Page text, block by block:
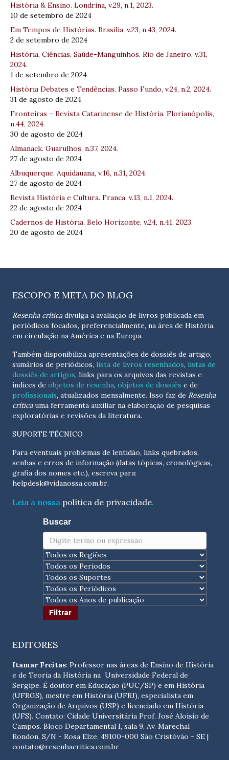
História & Ensino. Londrina, v.29, n.1, 2023.
10 de setembro de 2024
Em Tempos de Histórias. Brasília, v.23, n.43, 2024.
2 de setembro de 2024
História, Ciências, Saúde-Manguinhos. Rio de Janeiro, v.31,
2024.
1 de setembro de 2024
História Debates e Tendências. Passo Fundo, v.24, n.2, 2024.
31 de agosto de 2024
Fronteiras – Revista Catarinense de História. Florianópolis,
n.44, 2024.
30 de agosto de 2024
Almanack. Guarulhos, n.37, 2024.
27 de agosto de 2024
Albuquerque. Aquidauana, v.16, n.31, 2024.
27 de agosto de 2024
Revista História e Cultura. Franca, v.13, n.1, 2024.
22 de agosto de 2024
Cadernos de História. Belo Horizonte, v.24, n.41, 2023.
20 de agosto de 2024
ESCOPO E META DO BLOG
Resenha críticadivulga a avaliação de livros publicada em
periódicos focados, preferencialmente, na área de História,
em circulação na América e na Europa.
Também disponibiliza apresentações de dossiês de artigo,
sumários de periódicos, lista de livros resenhados, listas de
dossiês de artigos, links para os arquivos das revistas e
índices de objetos de resenha, objetos de dossiês e de
profissionais, atualizados mensalmente. Isso faz de Resenha
críticauma ferramenta auxiliar na elaboração de pesquisas
exploratórias e revisões da literatura.
SUPORTE TÉCNICO
Para eventuais problemas de lentidão, links quebrados,
senhas e erros de informação (datas tópicas, cronológicas,
helpdesk@vidanossa.com.br.
Leia a nossa política de privacidade.
Buscar
EDITORES
Itamar Freitas: Professor nas áreas de Ensino de História
e de Teoria da História na Universidade Federal de
Sergipe. É doutor em Educação (PUC/SP) e em História
(UFRGS), mestre em História (UFRJ), especialista em
Organização de Arquivos (USP) e licenciado em História
(UFS). Contato: Cidade Universitária Prof. José Aloísio de
Campos. Bloco Departamental I, sala 9, Av. Marechal
Rondon, S/N - Rosa Elze, 49100-000 São Cristóvão - SE |
contato@resenhacritica.com.br